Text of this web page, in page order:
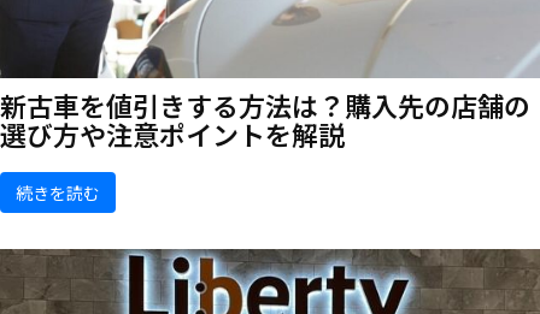
新古車を値引きする方法は？購入先の店舗の
選び方や注意ポイントを解説
続きを読む